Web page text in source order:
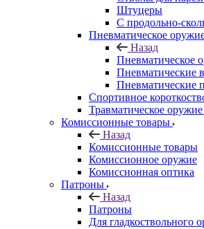
Штуцеры
С продольно-
Пневматическое
Назад
Пневматическое
Пневматические
Пневматические
Спортивное
Травматическое
Комиссионные товары
Назад
Комиссионные товары
Комиссионное оружие
Комиссионная оптика
Патроны
Назад
Патроны
Для гладкоствольного